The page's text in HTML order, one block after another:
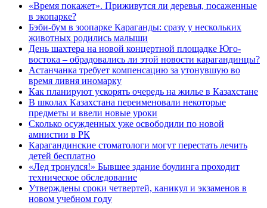
«Время покажет». Приживутся ли деревья, посаженные
в экопарке?
Бэби-бум в зоопарке Караганды: сразу у нескольких
животных родились малыши
День шахтера на новой концертной площадке Юго-
востока – обрадовались ли этой новости карагандинцы?
Астанчанка требует компенсацию за утонувшую во
время ливня иномарку
Как планируют ускорять очередь на жилье в Казахстане
В школах Казахстана переименовали некоторые
предметы и ввели новые уроки
Сколько осужденных уже освободили по новой
амнистии в РК
Карагандинские стоматологи могут перестать лечить
детей бесплатно
«Лед тронулся!» Бывшее здание боулинга проходит
техническое обследование
Утверждены сроки четвертей, каникул и экзаменов в
новом учебном году